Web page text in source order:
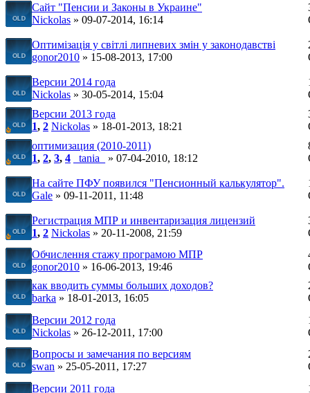
Сайт "Пенсии и Законы в Украине"
Nickolas » 09-07-2014, 16:14
Оптимізація у світлі липневих змін у законодавстві
gonor2010 » 15-08-2013, 17:00
Версии 2014 года
Nickolas » 30-05-2014, 15:04
Версии 2013 года
1, 2 Nickolas » 18-01-2013, 18:21
оптимизация (2010-2011)
1, 2, 3, 4 _tania_ » 07-04-2010, 18:12
На сайте ПФУ появился "Пенсионный калькулятор".
Gale » 09-11-2011, 11:48
Регистрация МПР и инвентаризация лицензий
1, 2 Nickolas » 20-11-2008, 21:59
Обчислення стажу програмою МПР
gonor2010 » 16-06-2013, 19:46
как вводить суммы больших доходов?
barka » 18-01-2013, 16:05
Версии 2012 года
Nickolas » 26-12-2011, 17:00
Вопросы и замечания по версиям
swan » 25-05-2011, 17:27
Версии 2011 года